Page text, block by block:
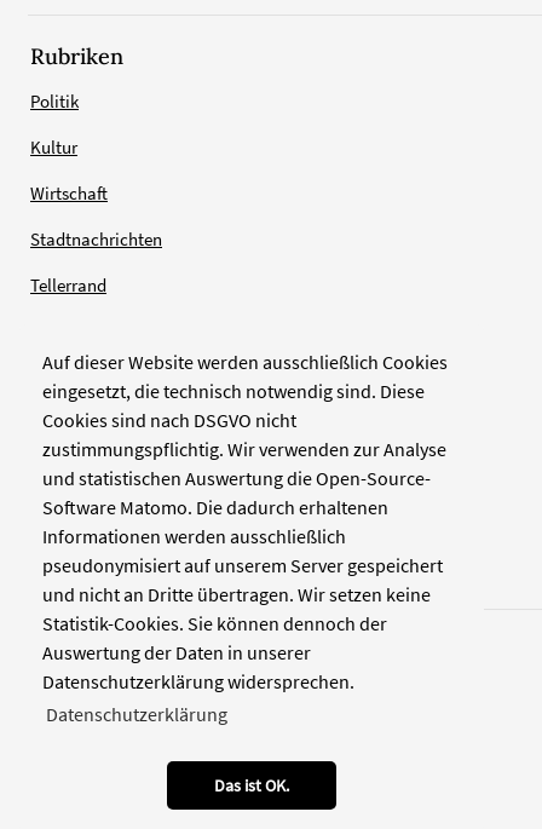
Auf dieser Website werden ausschließlich Cookies
eingesetzt, die technisch notwendig sind. Diese
Cookies sind nach DSGVO nicht
zustimmungspflichtig. Wir verwenden zur Analyse
und statistischen Auswertung die Open-Source-
Software Matomo. Die dadurch erhaltenen
Informationen werden ausschließlich
pseudonymisiert auf unserem Server gespeichert
und nicht an Dritte übertragen. Wir setzen keine
Statistik-Cookies. Sie können dennoch der
Auswertung der Daten in unserer
Datenschutzerklärung widersprechen.
Datenschutzerklärung
Das ist OK.
Rubriken
Politik
Kultur
Wirtschaft
Stadtnachrichten
Tellerrand
Verlag
Pinienstraße 2
40233 Düsseldorf
www.zellwerk.com
Kontakt Datenschutz